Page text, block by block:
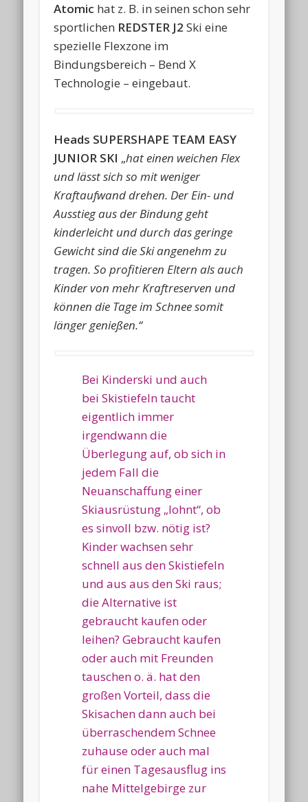
Atomic hat z. B. in seinen schon sehr
sportlichen REDSTER J2 Ski eine
spezielle Flexzone im
Bindungsbereich – Bend X
Technologie – eingebaut.
Heads SUPERSHAPE TEAM EASY
JUNIOR SKI „hat einen weichen Flex
und lässt sich so mit weniger
Kraftaufwand drehen. Der Ein- und
Ausstieg aus der Bindung geht
kinderleicht und durch das geringe
Gewicht sind die Ski angenehm zu
tragen. So profitieren Eltern als auch
Kinder von mehr Kraftreserven und
können die Tage im Schnee somit
länger genießen.“
Bei Kinderski und auch
bei Skistiefeln taucht
eigentlich immer
irgendwann die
Überlegung auf, ob sich in
jedem Fall die
Neuanschaffung einer
Skiausrüstung „lohnt“, ob
es sinvoll bzw. nötig ist?
Kinder wachsen sehr
schnell aus den Skistiefeln
und aus aus den Ski raus;
die Alternative ist
gebraucht kaufen oder
leihen? Gebraucht kaufen
oder auch mit Freunden
tauschen o. ä. hat den
großen Vorteil, dass die
Skisachen dann auch bei
überraschendem Schnee
zuhause oder auch mal
für einen Tagesausflug ins
nahe Mittelgebirge zur